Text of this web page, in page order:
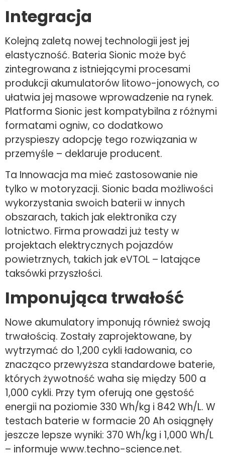
Integracja
Kolejną zaletą nowej technologii jest jej
elastyczność. Bateria Sionic może być
zintegrowana z istniejącymi procesami
produkcji akumulatorów litowo-jonowych, co
ułatwia jej masowe wprowadzenie na rynek.
Platforma Sionic jest kompatybilna z różnymi
formatami ogniw, co dodatkowo
przyspieszy adopcję tego rozwiązania w
przemyśle – deklaruje producent.
Ta Innowacja ma mieć zastosowanie nie
tylko w motoryzacji. Sionic bada możliwości
wykorzystania swoich baterii w innych
obszarach, takich jak elektronika czy
lotnictwo. Firma prowadzi już testy w
projektach elektrycznych pojazdów
powietrznych, takich jak eVTOL – latające
taksówki przyszłości.
Imponująca trwałość
Nowe akumulatory imponują również swoją
trwałością. Zostały zaprojektowane, by
wytrzymać do 1,200 cykli ładowania, co
znacząco przewyższa standardowe baterie,
których żywotność waha się między 500 a
1,000 cykli. Przy tym oferują one gęstość
energii na poziomie 330 Wh/kg i 842 Wh/L. W
testach baterie w formacie 20 Ah osiągnęły
jeszcze lepsze wyniki: 370 Wh/kg i 1,000 Wh/L
– informuje www.techno-science.net.